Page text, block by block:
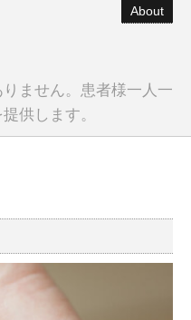
About
ません。患者様一人一
供します。